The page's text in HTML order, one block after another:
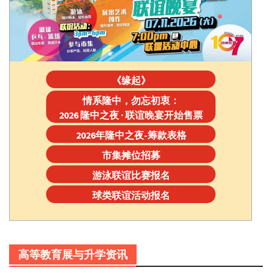
《缘起》
情系隆中，勿忘初衷：
2026 隆中之夜 · 联谊晚宴开始售票
2026年隆中之夜-筹款表格
市集摊位招募
游泳联谊比赛报名
球类联谊活动报名
高等教育展与升学资讯